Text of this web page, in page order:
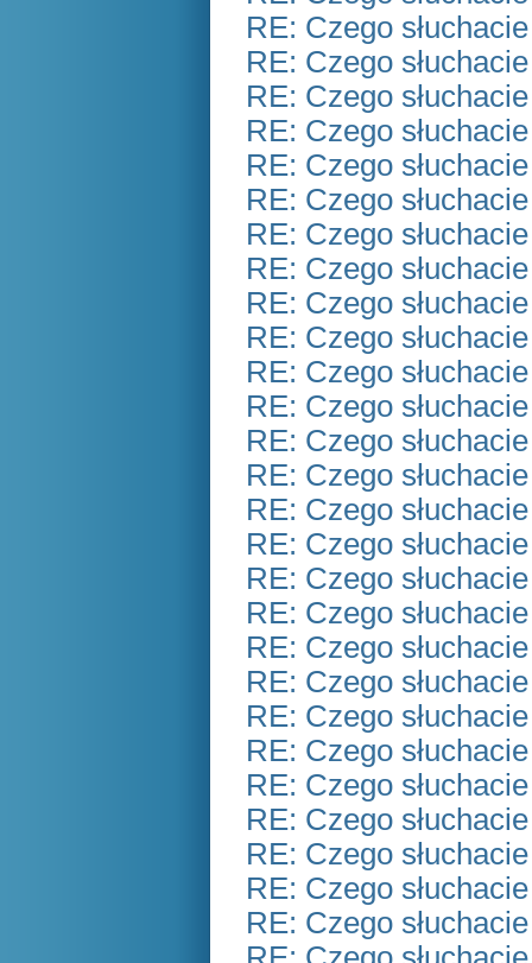
RE: Czego
RE: Czego
RE: Czego
RE: Czego
RE: Czego
RE: Czego
RE: Czego
RE: Czego
RE: Czego
RE: Czego
RE: Czego
RE: Czego
RE: Czego
RE: Czego
RE: Czego
RE: Czego
RE: Czego
RE: Czego
RE: Czego
RE: Czego
RE: Czego
RE: Czego
RE: Czego
RE: Czego
RE: Czego
RE: Czego
RE: Czego